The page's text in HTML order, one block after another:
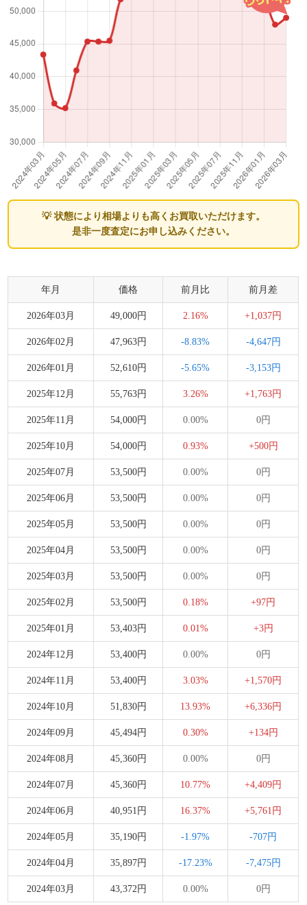
💡 状態により相場よりも高くお買取いただけます。
是非一度査定にお申し込みください。
年月 価格 前月比 前月差
2026年03月 49,000円 2.16% +1,037円
2026年02月 47,963円 -8.83% -4,647円
2026年01月 52,610円 -5.65% -3,153円
2025年12月 55,763円 3.26% +1,763円
2025年11月 54,000円 0.00% 0円
2025年10月 54,000円 0.93% +500円
2025年07月 53,500円 0.00% 0円
2025年06月 53,500円 0.00% 0円
2025年05月 53,500円 0.00% 0円
2025年04月 53,500円 0.00% 0円
2025年03月 53,500円 0.00% 0円
2025年02月 53,500円 0.18% +97円
2025年01月 53,403円 0.01% +3円
2024年12月 53,400円 0.00% 0円
2024年11月 53,400円 3.03% +1,570円
2024年10月 51,830円 13.93% +6,336円
2024年09月 45,494円 0.30% +134円
2024年08月 45,360円 0.00% 0円
2024年07月 45,360円 10.77% +4,409円
2024年06月 40,951円 16.37% +5,761円
2024年05月 35,190円 -1.97% -707円
2024年04月 35,897円 -17.23% -7,475円
2024年03月 43,372円 0.00% 0円